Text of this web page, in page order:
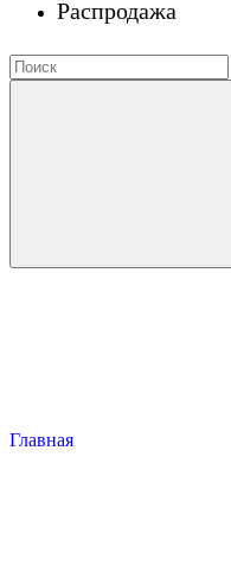
Распродажа
Главная